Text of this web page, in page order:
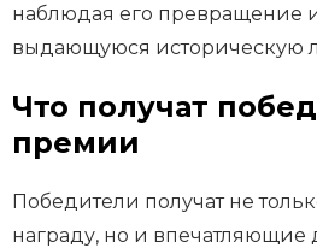
наблюдая его превращение
выдающуюся историческую
Что получат
премии
Победители получат не
награду, но и